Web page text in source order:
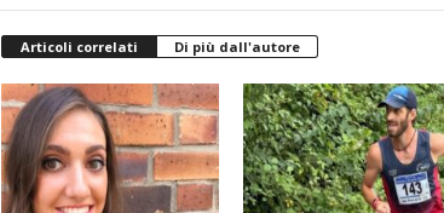
Articoli correlati Di più dall'autore